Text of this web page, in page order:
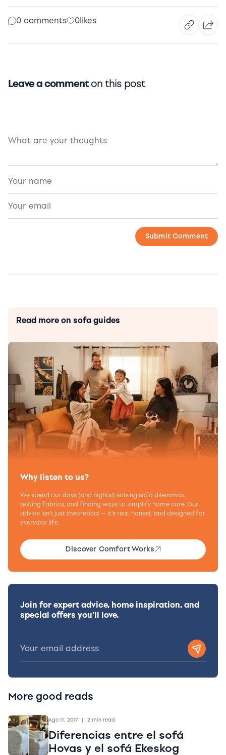
0 comments 0 likes
Leave a commenton this post
Read more on sofa guides
Why listen to us?
We spend our days (and nights!) solving sofa dilemmas,
testing fabrics, and finding ways to simplify home care. Our
advice isn’t just theoretical — it’s real, honest, and designed for
everyday life.
Discover Comfort Works
Join for expert advice, home inspiration, and
special offers you'll love.
More good reads
Ago 11, 2017 | 2 min read
Diferencias entre el sofá
Hovas y el sofá Ekeskog